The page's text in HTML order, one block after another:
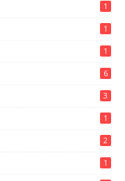
1
1
1
6
3
1
2
1